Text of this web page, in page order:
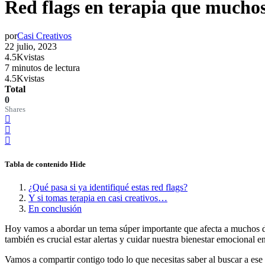
Red flags en terapia que
porCasi Creativos
22 julio, 2023
4.5Kvistas
7 minutos de lectura
4.5Kvistas
Total
0
Shares
Tabla de contenido Hide
¿Qué pasa si ya identifiqué estas red flags?
Y si tomas terapia en casi creativos…
En conclusión
Hoy vamos a abordar un tema súper importante que afecta a muchos
también es crucial estar alertas y cuidar nuestra bienestar emocional
Vamos a compartir contigo todo lo que necesitas saber al buscar a